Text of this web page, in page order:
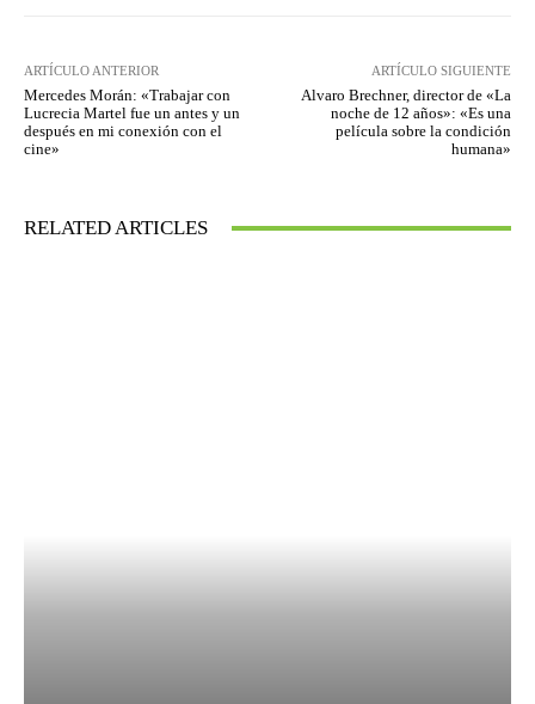
ARTÍCULO ANTERIOR
Mercedes Morán: «Trabajar con
Lucrecia Martel fue un antes y un
después en mi conexión con el
cine»
ARTÍCULO SIGUIENTE
Alvaro Brechner, director de «La
noche de 12 años»: «Es una
película sobre la condición
humana»
RELATED ARTICLES